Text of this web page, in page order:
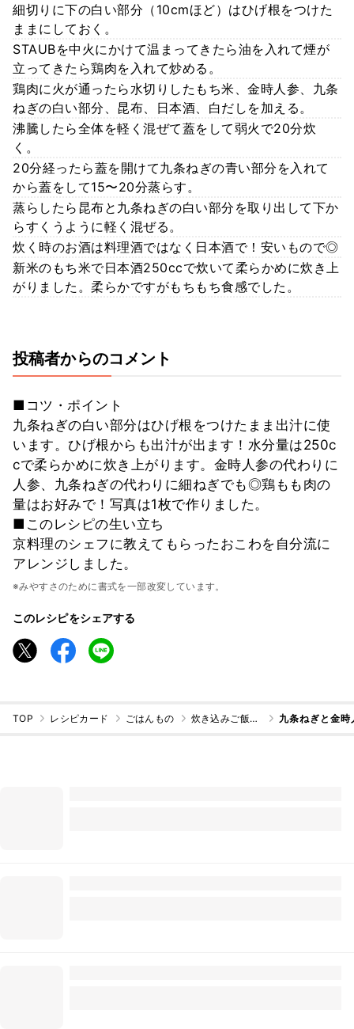
細切りに下の白い部分（10cmほど）はひげ根をつけた
ままにしておく。
STAUBを中火にかけて温まってきたら油を入れて煙が
立ってきたら鶏肉を入れて炒める。
鶏肉に火が通ったら水切りしたもち米、金時人参、九条
ねぎの白い部分、昆布、日本酒、白だしを加える。
沸騰したら全体を軽く混ぜて蓋をして弱火で20分炊
く。
20分経ったら蓋を開けて九条ねぎの青い部分を入れて
から蓋をして15〜20分蒸らす。
蒸らしたら昆布と九条ねぎの白い部分を取り出して下か
らすくうように軽く混ぜる。
炊く時のお酒は料理酒ではなく日本酒で！安いもので◎
新米のもち米で日本酒250ccで炊いて柔らかめに炊き上
がりました。柔らかですがもちもち食感でした。
投稿者からのコメント
■コツ・ポイント
九条ねぎの白い部分はひげ根をつけたまま出汁に使
います。ひげ根からも出汁が出ます！水分量は250c
cで柔らかめに炊き上がります。金時人参の代わりに
人参、九条ねぎの代わりに細ねぎでも◎鶏もも肉の
量はお好みで！写真は1枚で作りました。
■このレシピの生い立ち
京料理のシェフに教えてもらったおこわを自分流に
アレンジしました。
※みやすさのために書式を一部改変しています。
このレシピをシェアする
TOP レシピカード ごはんもの 炊き込みご飯・混ぜご飯 九条ねぎと金